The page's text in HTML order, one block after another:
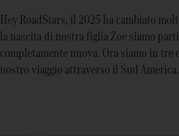
Hey RoadStars, il 2025 ha cambiato
la nascita di nostra figlia Zoe siamo
completamente nuova. Ora siamo in tre
nostro viaggio attraverso il Sud America.